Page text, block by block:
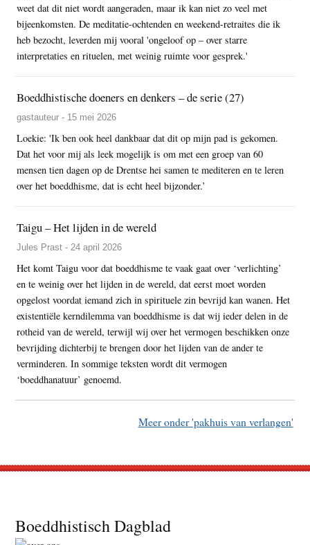
weet dat dit niet wordt aangeraden, maar ik kan niet zo veel met
bijeenkomsten. De meditatie-ochtenden en weekend-retraites die ik
heb bezocht, leverden mij vooral 'ongeloof op – over starre
interpretaties en rituelen, met weinig ruimte voor gesprek.'
Boeddhistische doeners en denkers – de serie (27)
gastauteur - 15 mei 2026
Loekie: 'Ik ben ook heel dankbaar dat dit op mijn pad is gekomen.
Dat het voor mij als leek mogelijk is om met een groep van 60
mensen tien dagen op de Drentse hei samen te mediteren en te leren
over het boeddhisme, dat is echt heel bijzonder.’
Taigu – Het lijden in de wereld
Jules Prast - 24 april 2026
Het komt Taigu voor dat boeddhisme te vaak gaat over ‘verlichting’
en te weinig over het lijden in de wereld, dat eerst moet worden
opgelost voordat iemand zich in spirituele zin bevrijd kan wanen. Het
existentiële kerndilemma van boeddhisme is dat wij ieder delen in de
rotheid van de wereld, terwijl wij over het vermogen beschikken onze
bevrijding dichterbij te brengen door het lijden van de ander te
verminderen. In sommige teksten wordt dit vermogen
‘boeddhanatuur’ genoemd.
Meer onder 'pakhuis van verlangen'
Footer
Boeddhistisch Dagblad